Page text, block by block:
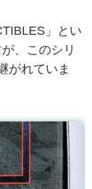
」とい
、このシリ
がれていま